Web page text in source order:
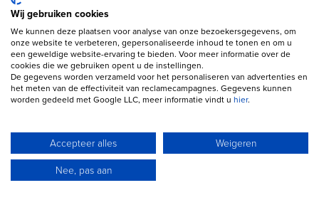
Leuk weetje #3
De EV6 werd in 2022 uitgeroepen tot
European Car of the Year.
Leuk weetje #4
Kia en Hyundai delen veel techniek, maar
Wij gebruiken cookies
We kunnen deze plaatsen voor analyse van onze bezoekersgegevens, om
onze website te verbeteren, gepersonaliseerde inhoud te tonen en om u
een geweldige website-ervaring te bieden. Voor meer informatie over de
cookies die we gebruiken opent u de instellingen.
De gegevens worden verzameld voor het personaliseren van advertenties en
het meten van de effectiviteit van reclamecampagnes. Gegevens kunnen
worden gedeeld met Google LLC, meer informatie vindt u hier.
Accepteer alles
Weigeren
Nee, pas aan